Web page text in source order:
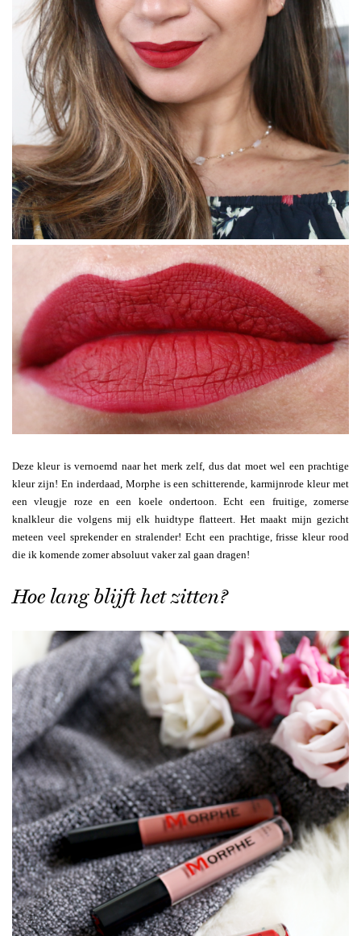
Deze kleur is vernoemd naar het merk zelf, dus dat moet wel een prachtige
kleur zijn! En inderdaad, Morphe is een schitterende, karmijnrode kleur met
een vleugje roze en een koele ondertoon. Echt een fruitige, zomerse
knalkleur die volgens mij elk huidtype flatteert. Het maakt mijn gezicht
meteen veel sprekender en stralender! Echt een prachtige, frisse kleur rood
die ik komende zomer absoluut vaker zal gaan dragen!
Hoe lang blijft het zitten?